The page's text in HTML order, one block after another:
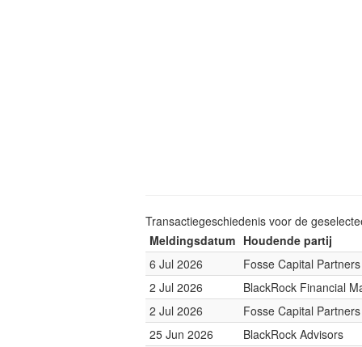
Transactiegeschiedenis voor de
Meldingsdatum Houdende partij
6 Jul 2026
Fosse Capital Partners
2 Jul 2026
BlackRock Financial
2 Jul 2026
Fosse Capital Partners
25 Jun 2026
BlackRock Advisors